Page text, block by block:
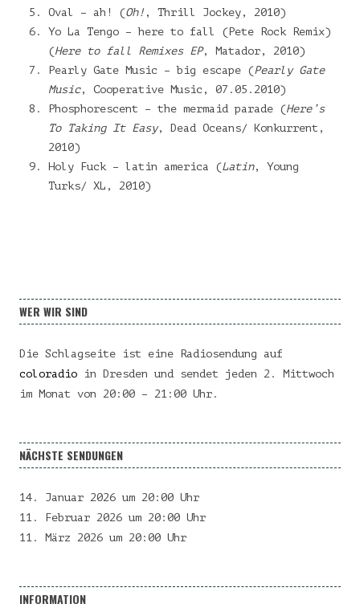
Oval – ah! (Oh! , Thrill Jockey, 2010)
Yo La Tengo – here to fall (Pete Rock Remix)
(Here to fall Remixes EP, Matador, 2010)
Pearly Gate Music – big escape (Pearly Gate
Music, Cooperative Music, 07.05.2010)
Phosphorescent – the mermaid parade (Here’s
To Taking It Easy, Dead Oceans/ Konkurrent ,
2010)
Holy Fuck – latin america (Latin, Young
Turks/ XL, 2010)
WER WIR SIND
Die Schlagseite ist eine Radiosendung auf
coloradio in Dresden und sendet jeden 2. Mittwoch
im Monat von 20:00 – 21:00 Uhr.
NÄCHSTE SENDUNGEN
14. Januar 2026 um 20:00 Uhr
11. Februar 2026 um 20:00 Uhr
11. März 2026 um 20:00 Uhr
INFORMATION